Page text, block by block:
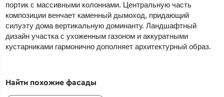
портик с массивными колоннами. Центральную часть
композиции венчает каменный дымоход, придающий
силуэту дома вертикальную доминанту. Ландшафтный
дизайн участка с ухоженным газоном и аккуратными
кустарниками гармонично дополняет архитектурный образ.
Найти похожие фасады